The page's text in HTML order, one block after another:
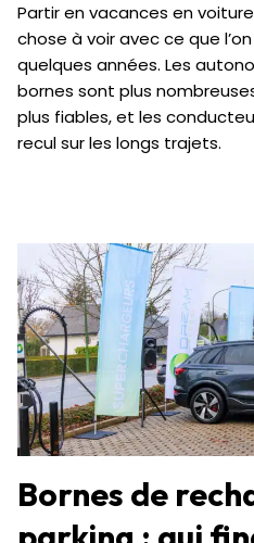
Partir en vacances en
chose à voir avec ce que
quelques années. Les
bornes sont plus
plus fiables, et les
recul sur les longs trajets.
Bornes de